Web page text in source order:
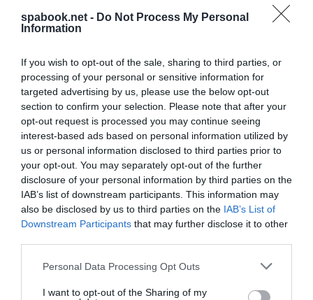
spabook.net - Do Not Process My Personal
Information
If you wish to opt-out of the sale, sharing to third parties, or
processing of your personal or sensitive information for
targeted advertising by us, please use the below opt-out
section to confirm your selection. Please note that after your
opt-out request is processed you may continue seeing
interest-based ads based on personal information utilized by
us or personal information disclosed to third parties prior to
your opt-out. You may separately opt-out of the further
disclosure of your personal information by third parties on the
IAB’s list of downstream participants. This information may
also be disclosed by us to third parties on the IAB’s List of
Downstream Participants that may further disclose it to other
Please note that this website/app uses one or more Google
not limited to your visit or usage behaviour. You may click to
Personal Data Processing Opt Outs
I want to opt-out of the Sharing of my
kezelje a franciaországi járatokat, amikor a
francia légiforgalmi irányítók sztrájkolnak.
Kötelezze a francia légiforgalmi irányítók
szakszervezeteit arra, hogy a sztrájkok helyett
egyeztető eljárásban vegyenek részt.
Ha egyetértesz a felvetésekkel, akkoride kattintva
tudod aláírni a petíciót, amelyet 1 millió aláírással
tervez benyújtani a Ryanair.
Spabook vélemény: Irtózatosan nehéz igazságot
tenni, mert tipikusan az erős szakszervezeti rendszer
kizsákmányolással szemben. Ugyanakkor az is
köztudott, hogy általában véve a légiforgalmi